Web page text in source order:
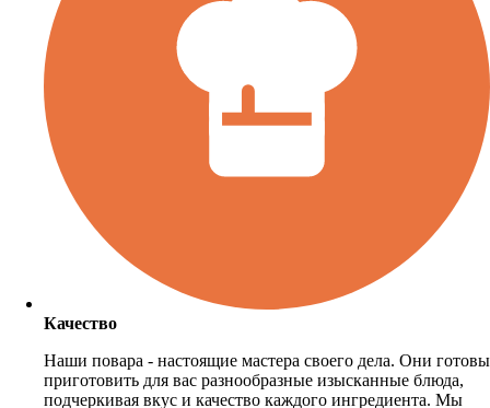
Качество
Наши повара - настоящие мастера своего дела. Они готовы
приготовить для вас разнообразные изысканные блюда,
подчеркивая вкус и качество каждого ингредиента. Мы